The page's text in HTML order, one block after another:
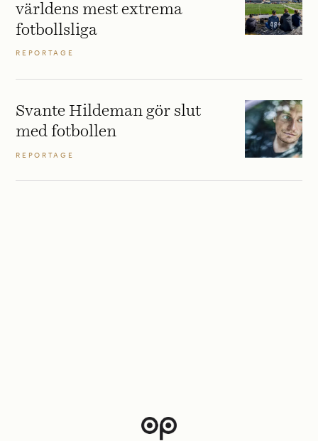
världens mest extrema
fotbollsliga
REPORTAGE
Svante Hildeman gör slut
med fotbollen
REPORTAGE